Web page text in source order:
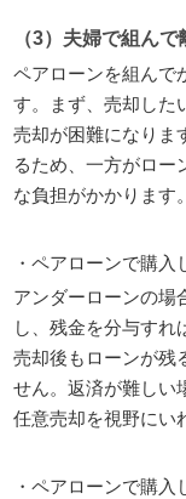
（3）夫婦で組ん
ペアローンを組んで
す。まず、売却した
売却が困難になりま
るため、一方がロー
な負担がかかります。
・ペアローンで購
アンダーローンの場
し、残金を分与すれ
売却後もローンが残
せん。返済が難しい
任意売却を視野にい
・ペアローンで購